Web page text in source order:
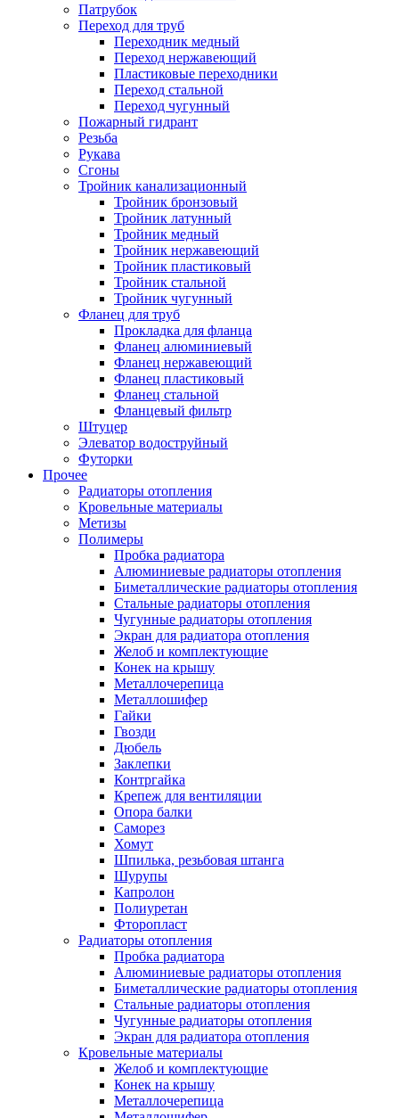
Патрубок
Переход для труб
Переходник медный
Переход нержавеющий
Пластиковые переходники
Переход стальной
Переход чугунный
Пожарный гидрант
Резьба
Рукава
Сгоны
Тройник канализационный
Тройник бронзовый
Тройник латунный
Тройник медный
Тройник нержавеющий
Тройник пластиковый
Тройник стальной
Тройник чугунный
Фланец для труб
Прокладка для фланца
Фланец алюминиевый
Фланец нержавеющий
Фланец пластиковый
Фланец стальной
Фланцевый фильтр
Штуцер
Элеватор водоструйный
Футорки
Прочее
Радиаторы отопления
Кровельные материалы
Метизы
Полимеры
Пробка радиатора
Алюминиевые радиаторы отопления
Биметаллические радиаторы отопления
Стальные радиаторы отопления
Чугунные радиаторы отопления
Экран для радиатора отопления
Желоб и комплектующие
Конек на крышу
Металлочерепица
Металлошифер
Гайки
Гвозди
Дюбель
Заклепки
Контргайка
Крепеж для вентиляции
Опора балки
Саморез
Хомут
Шпилька, резьбовая штанга
Шурупы
Капролон
Полиуретан
Фторопласт
Радиаторы отопления
Пробка радиатора
Алюминиевые радиаторы отопления
Биметаллические радиаторы отопления
Стальные радиаторы отопления
Чугунные радиаторы отопления
Экран для радиатора отопления
Кровельные материалы
Желоб и комплектующие
Конек на крышу
Металлочерепица